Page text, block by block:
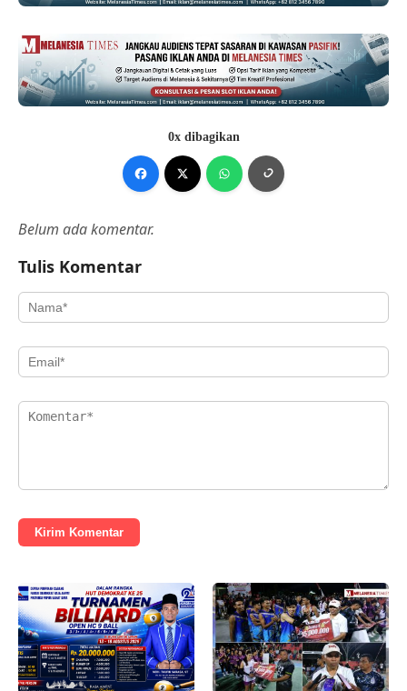
0x dibagikan
Belum ada komentar.
Tulis Komentar
Kirim Komentar